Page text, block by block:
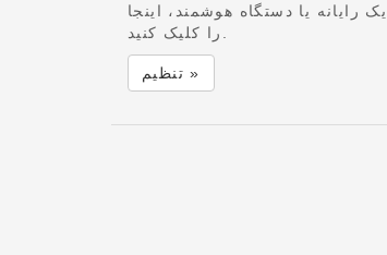
رایانه یا دستگاه هوشمند، اینجا
تنظیم »